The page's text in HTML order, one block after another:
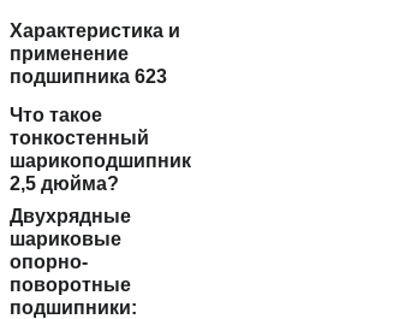
Характеристика и
применение
подшипника 623
Что такое
тонкостенный
шарикоподшипник
2,5 дюйма?
Двухрядные
шариковые
опорно-
поворотные
подшипники: